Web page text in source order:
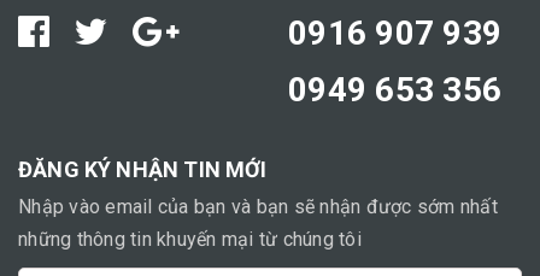
0916 907 939
0949 653 356
ĐĂNG KÝ NHẬN TIN MỚI
Nhập vào email của bạn và bạn sẽ nhận được sớm nhất
những thông tin khuyến mại từ chúng tôi